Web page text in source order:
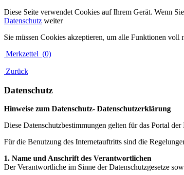
Diese Seite verwendet Cookies auf Ihrem Gerät. Wenn
Datenschutz weiter
Sie müssen Cookies akzeptieren, um alle Funktionen voll
Merkzettel (0)
Zurück
Datenschutz
Hinweise zum Datenschutz- Datenschutzerklärung
Diese Datenschutzbestimmungen gelten für das Portal
Für die Benutzung des Internetauftritts sind die
1. Name und Anschrift des Verantwortlichen
Der Verantwortliche im Sinne der Datenschutzgesetze